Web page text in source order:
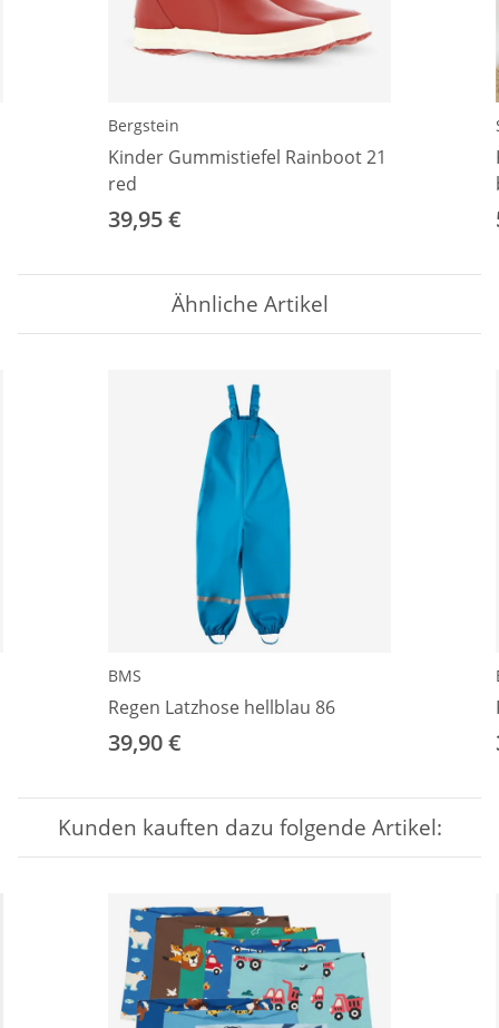
Bergstein
Kinder Gummistiefel Rainboot 21
red
39,95 €
Ähnliche Artikel
BMS
Regen Latzhose hellblau 86
39,90 €
Kunden kauften dazu folgende Artikel: